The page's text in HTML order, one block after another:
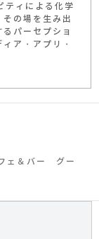
ティによる化学
の場を生み出
パーセプショ
ア・アプリ・
ェ＆バー グー